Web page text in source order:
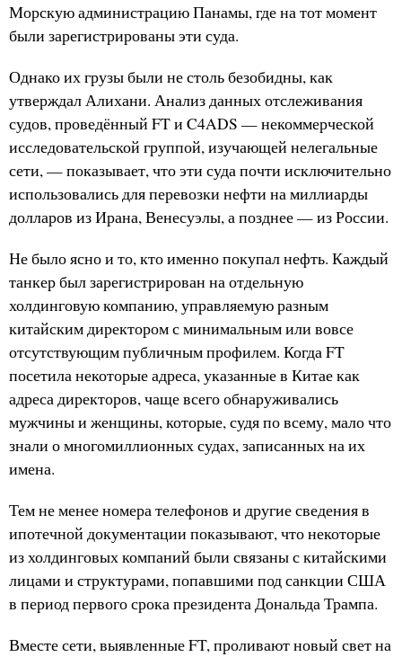
Морскую администрацию Панамы, где на тот момент
были зарегистрированы эти суда.
Однако их грузы были не столь безобидны, как
утверждал Алихани. Анализ данных отслеживания
судов, проведённый FT и C4ADS — некоммерческой
исследовательской группой, изучающей нелегальные
сети, — показывает, что эти суда почти исключительно
использовались для перевозки нефти на миллиарды
долларов из Ирана, Венесуэлы, а позднее — из России.
Не было ясно и то, кто именно покупал нефть. Каждый
танкер был зарегистрирован на отдельную
холдинговую компанию, управляемую разным
китайским директором с минимальным или вовсе
отсутствующим публичным профилем. Когда FT
посетила некоторые адреса, указанные в Китае как
адреса директоров, чаще всего обнаруживались
мужчины и женщины, которые, судя по всему, мало что
знали о многомиллионных судах, записанных на их
имена.
Тем не менее номера телефонов и другие сведения в
ипотечной документации показывают, что некоторые
из холдинговых компаний были связаны с китайскими
лицами и структурами, попавшими под санкции США
в период первого срока президента Дональда Трампа.
Вместе сети, выявленные FT, проливают новый свет на